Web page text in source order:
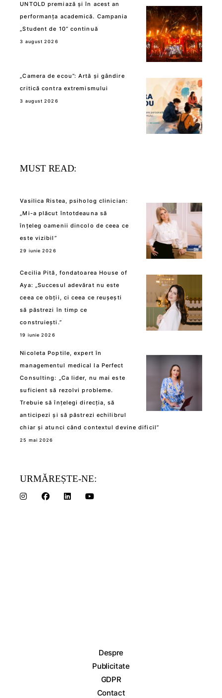
UNTOLD premiază și în acest an
performanța academică. Campania
„Student de 10” continuă
3 august 2026
„Camera de ecou”: Artă și gândire
critică contra extremismului
3 august 2026
MUST READ:
Vasilica Ristea, psiholog clinician:
„Mi-a plăcut întotdeauna să
înțeleg oamenii dincolo de ceea ce
este vizibil”
29 iunie 2026
Cecilia Pită, fondatoarea House of
Aya: „Succesul adevărat nu este
ceea ce obții, ci ceea ce reușești
să păstrezi în timp ce
construiești.”
19 iunie 2026
Nicoleta Poptile, expert în
managementul medical la Perfect
Consulting: „Ca lider, nu mai este
suficient să rezolvi probleme.
Trebuie să înțelegi direcția, să
anticipezi și să păstrezi echilibrul
chiar și atunci când contextul devine dificil”
25 mai 2026
URMĂREȘTE-NE:
Despre
Publicitate
GDPR
Contact